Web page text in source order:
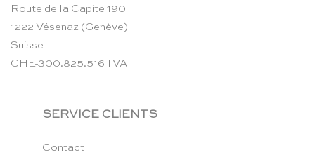
Route de la Capite 190
1222 Vésenaz (Genève)
Suisse
CHE-300.825.516 TVA
SERVICE CLIENTS
Contact